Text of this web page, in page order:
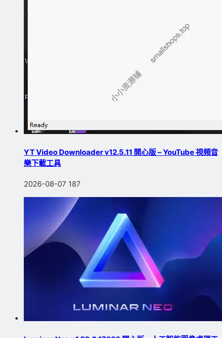
YT Video Downloader v12.5.11 開心版 – YouTube 視頻音
樂下載工具
2026-08-07 187